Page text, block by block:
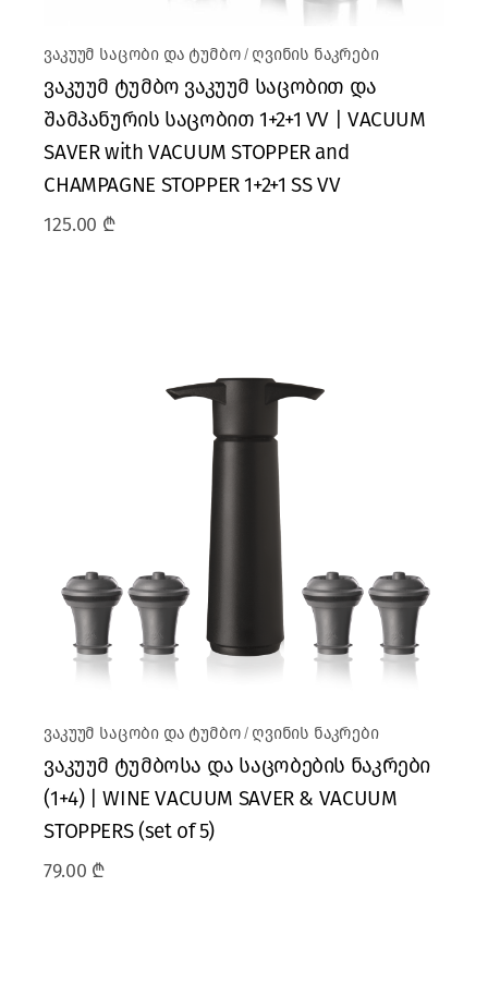
ვაკუუმ საცობი და ტუმბო ღვინის ნაკრები
ვაკუუმ ტუმბო ვაკუუმ საცობით და
შამპანურის საცობით 1+2+1 VV | VACUUM
SAVER with VACUUM STOPPER and
CHAMPAGNE STOPPER 1+2+1 SS VV
125.00 ₾
ვაკუუმ საცობი და ტუმბო ღვინის ნაკრები
ვაკუუმ ტუმბოსა და საცობების ნაკრები
(1+4) | WINE VACUUM SAVER & VACUUM
STOPPERS (set of 5)
79.00 ₾